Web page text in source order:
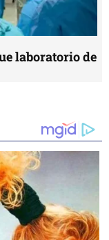
laboratorio de